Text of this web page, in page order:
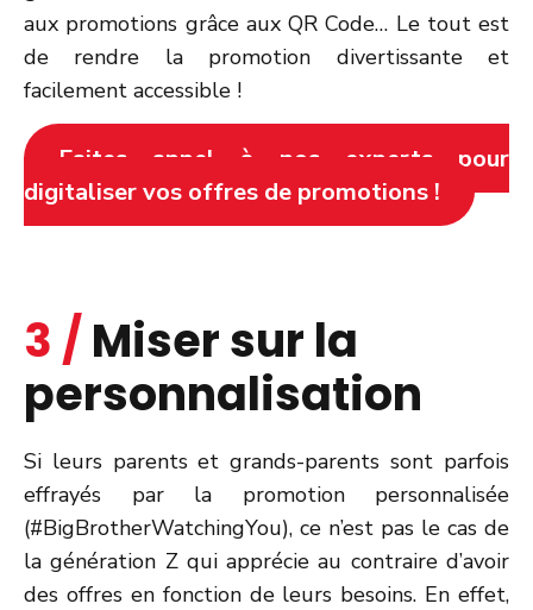
aux promotions grâce aux QR Code… Le tout est
de rendre la promotion divertissante et
facilement accessible !
Faites appel à nos experts pour
digitaliser vos offres de promotions !
3 / Miser sur la
personnalisation
Si leurs parents et grands-parents sont parfois
effrayés par la promotion personnalisée
(#BigBrotherWatchingYou), ce n’est pas le cas de
la génération Z qui apprécie au contraire d’avoir
des offres en fonction de leurs besoins. En effet,